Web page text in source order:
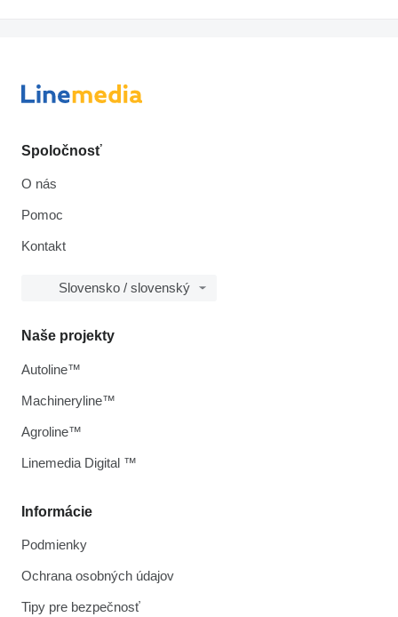
Spoločnosť
O nás
Pomoc
Kontakt
Slovensko / slovenský
Informácie
Podmienky
Ochrana osobných údajov
Tipy pre bezpečnosť
Naše projekty
Autoline™
Machineryline™
Agroline™
Linemedia Digital ™